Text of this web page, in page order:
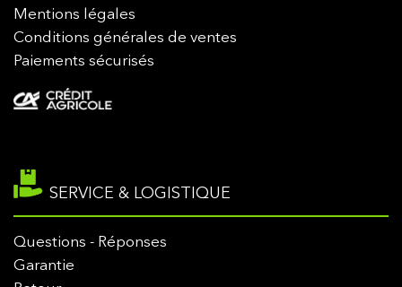
Mentions légales
Conditions générales de ventes
Paiements sécurisés
SERVICE & LOGISTIQUE
Questions - Réponses
Garantie